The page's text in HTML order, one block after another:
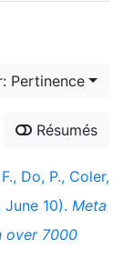
Pertinence
Résumés
Do, P., Coler,
June 10). Meta
over 7000